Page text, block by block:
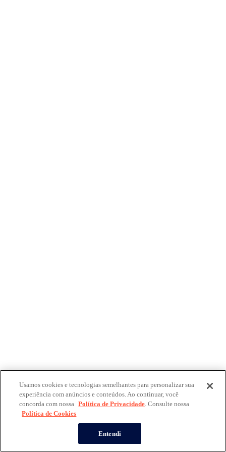
Usamos cookies e tecnologias semelhantes para personalizar sua
experiência com anúncios e conteúdos. Ao continuar, você
concorda com nossa Política de Privacidade. Consulte nossa
Política de Cookies
Entendi